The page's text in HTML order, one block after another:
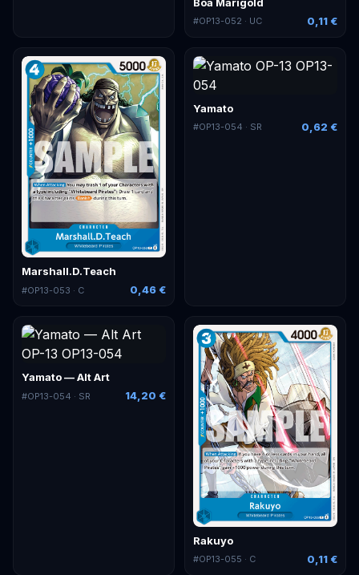
#OP13-052 · UC 0,11 €
Marshall.D.Teach
#OP13-053 · C 0,46 €
Yamato
#OP13-054 · SR 0,62 €
Yamato — Alt Art
#OP13-054 · SR 14,20 €
Rakuyo
#OP13-055 · C 0,11 €